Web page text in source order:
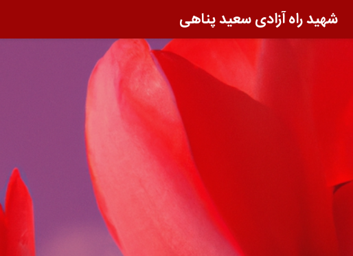
شهید راه آزادی سعید پناهی